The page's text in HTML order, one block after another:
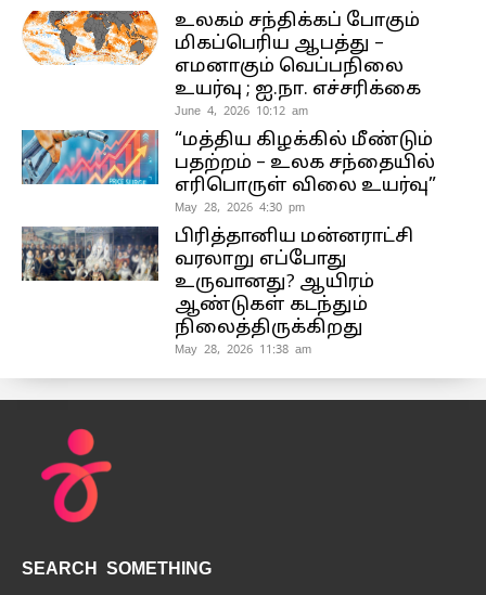
உலகம் சந்திக்கப் போகும்
மிகப்பெரிய ஆபத்து –
எமனாகும் வெப்பநிலை
உயர்வு ; ஐ.நா. எச்சரிக்கை
June 4, 2026 10:12 am
“மத்திய கிழக்கில் மீண்டும்
பதற்றம் – உலக சந்தையில்
எரிபொருள் விலை உயர்வு”
May 28, 2026 4:30 pm
பிரித்தானிய மன்னராட்சி
வரலாறு எப்போது
உருவானது? ஆயிரம்
ஆண்டுகள் கடந்தும்
நிலைத்திருக்கிறது
May 28, 2026 11:38 am
SEARCH SOMETHING